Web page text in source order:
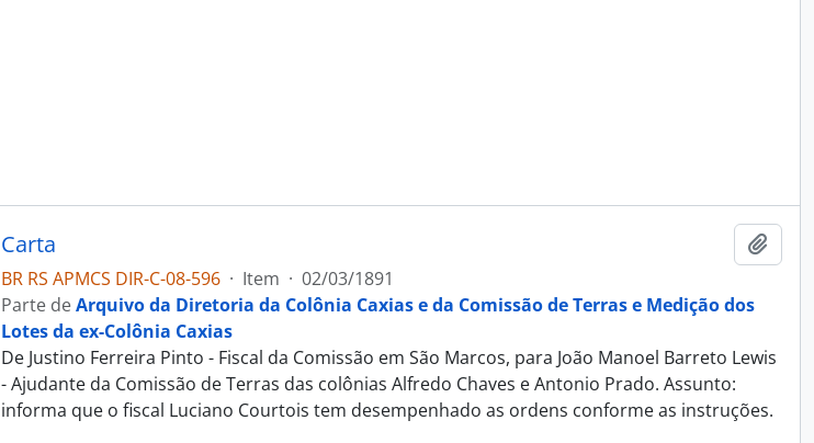
Carta
BR RS APMCS DIR-C-08-596 · Item · 02/03/1891
Parte deArquivo da Diretoria da Colônia Caxias e da Comissão de Terras e Medição dos
Lotes da ex-Colônia Caxias
De Justino Ferreira Pinto - Fiscal da Comissão em São Marcos, para João Manoel Barreto Lewis
- Ajudante da Comissão de Terras das colônias Alfredo Chaves e Antonio Prado. Assunto:
informa que o fiscal Luciano Courtois tem desempenhado as ordens conforme as instruções.